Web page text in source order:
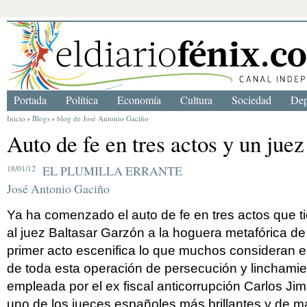
Inicio › Blogs › blog de José Antonio Gaciño
Auto de fe en tres actos y un juez
18/01/12
EL PLUMILLA ERRANTE
José Antonio Gaciño
Ya ha comenzado el auto de fe en tres actos que
al juez Baltasar Garzón a la hoguera metafórica
primer acto escenifica lo que muchos consideran
de toda esta operación de persecución y
empleada por el ex fiscal anticorrupción Carlos
uno de los jueces españoles más brillantes y de
Portada Política Economía Cultura Sociedad